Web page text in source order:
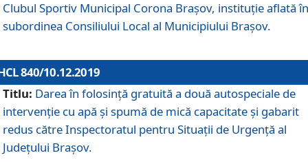
Clubul Sportiv Municipal Corona Braşov, instituție aflată în
subordinea Consiliului Local al Municipiului Brașov.
840/10.12.2019
Titlu: Darea în folosință gratuită a două autospeciale de
intervenție cu apă și spumă de mică capacitate și gabarit
redus către Inspectoratul pentru Situaţii de Urgenţă al
Judeţului Brașov.